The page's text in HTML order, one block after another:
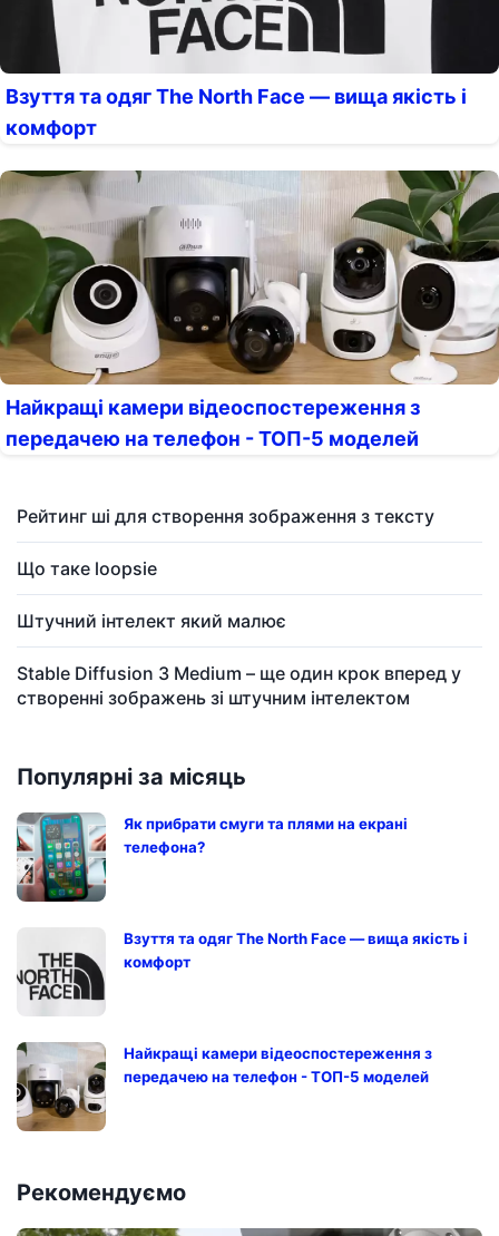
Взуття та одяг The North Face — вища якість і
комфорт
Найкращі камери відеоспостереження з
передачею на телефон - ТОП-5 моделей
Рейтинг ші для створення зображення з тексту
Що таке loopsie
Штучний інтелект який малює
Stable Diffusion 3 Medium – ще один крок вперед у
створенні зображень зі штучним інтелектом
Популярні за місяць
Як прибрати смуги та плями на екрані
телефона?
Взуття та одяг The North Face — вища якість і
комфорт
Найкращі камери відеоспостереження з
передачею на телефон - ТОП-5 моделей
Рекомендуємо